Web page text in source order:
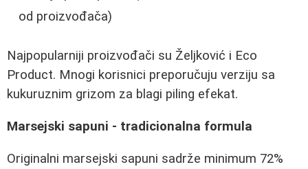
od proizvođača)
Najpopularniji proizvođači su Željković i Eco
Product. Mnogi korisnici preporučuju verziju sa
kukuruznim grizom za blagi piling efekat.
Marsejski sapuni - tradicionalna formula
Originalni marsejski sapuni sadrže minimum 72%